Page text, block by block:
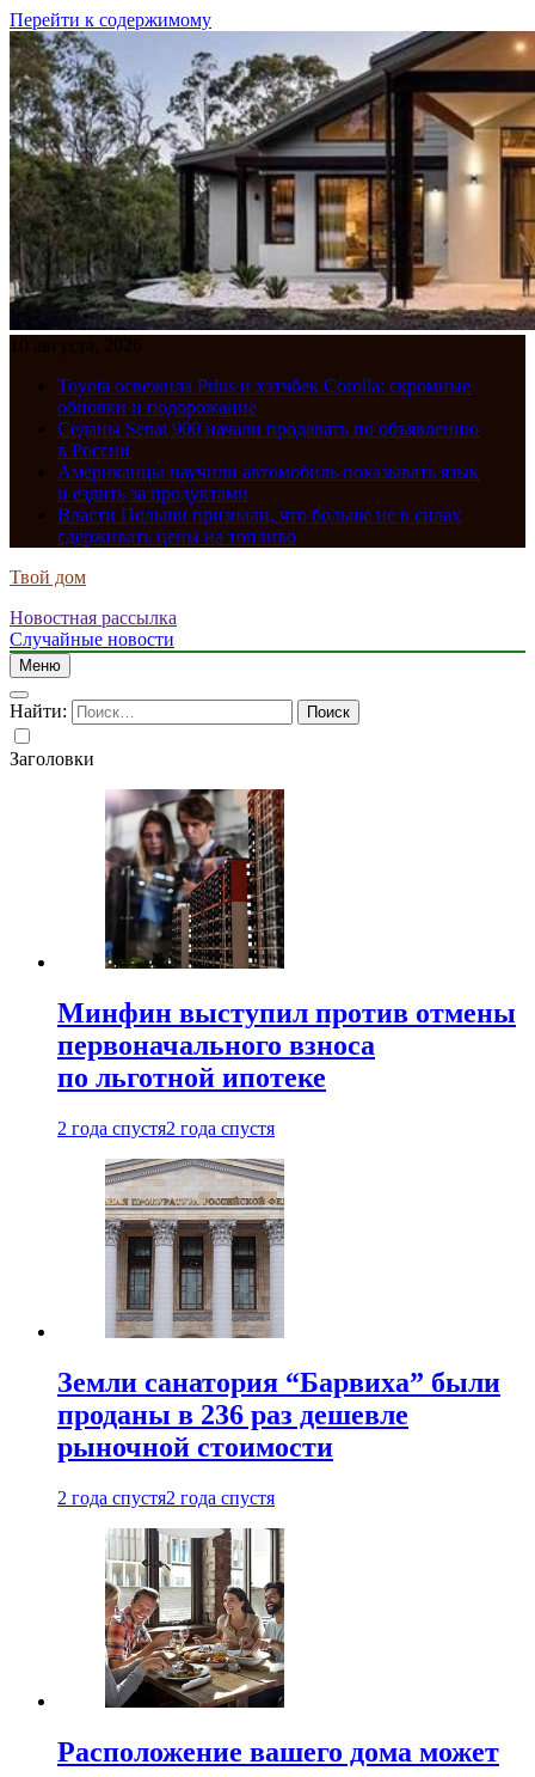
Перейти к содержимому
10 августа, 2026
Toyota освежила Prius и хэтчбек Corolla: скромные
обновки и подорожание
Седаны Senat 900 начали продавать по объявлению
в России
Американцы научили автомобиль показывать язык
и ездить за продуктами
Власти Польши признали, что больше не в силах
сдерживать цены на топливо
Твой дом
Новостная рассылка
Случайные новости
Меню
Найти:
Заголовки
Минфин выступил против отмены
первоначального взноса
по льготной ипотеке
2 года спустя2 года спустя
Земли санатория “Барвиха” были
проданы в 236 раз дешевле
рыночной стоимости
2 года спустя2 года спустя
Расположение вашего дома может